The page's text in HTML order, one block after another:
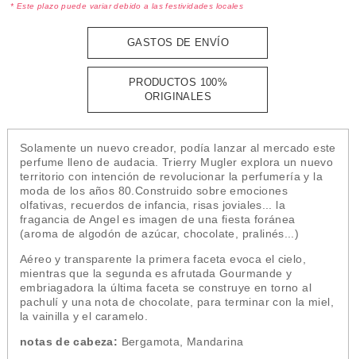
* Este plazo puede variar debido a las festividades locales
GASTOS DE ENVÍO
PRODUCTOS 100%
ORIGINALES
Solamente un nuevo creador, podía lanzar al mercado este
perfume lleno de audacia. Trierry Mugler explora un nuevo
territorio con intención de revolucionar la perfumería y la
moda de los años 80.Construido sobre emociones
olfativas, recuerdos de infancia, risas joviales... la
fragancia de Angel es imagen de una fiesta foránea
(aroma de algodón de azúcar, chocolate, pralinés...)
Aéreo y transparente la primera faceta evoca el cielo,
mientras que la segunda es afrutada Gourmande y
embriagadora la última faceta se construye en torno al
pachulí y una nota de chocolate, para terminar con la miel,
la vainilla y el caramelo.
notas de cabeza: Bergamota, Mandarina